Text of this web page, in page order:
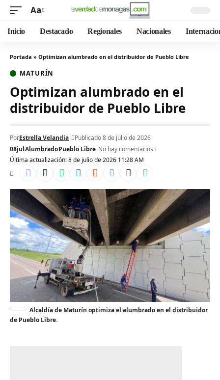
Aa
Inicio Destacado Regionales Nacionales
Portada » Optimizan alumbrado en el distribuidor de Pueblo Libre
MATURÍN
Optimizan alumbrado en el
distribuidor de Pueblo Libre
Última actualización: 8 de julio de 2026 11:28 AM
PorEstrella Velandia
Publicado 8 de julio de 2026
08julAlumbradoPueblo Libre No hay comentarios
Alcaldía de Maturín optimiza el alumbrado en el distribuidor
de Pueblo Libre.